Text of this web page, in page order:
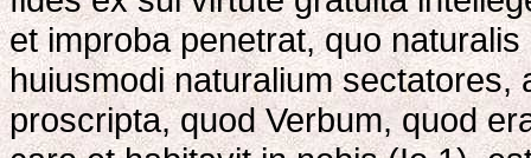
et improba penetrat, quo
huiusmodi naturalium
proscripta, quod Verbum, quod